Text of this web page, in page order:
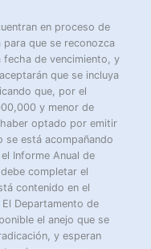
en proceso de
que se reconozca
de vencimiento, y
que se incluya
que, por el
y menor de
optado por emitir
se está acompañando
Informe Anual de
completar el
contenido en el
Departamento de
el anejo que se
y esperan